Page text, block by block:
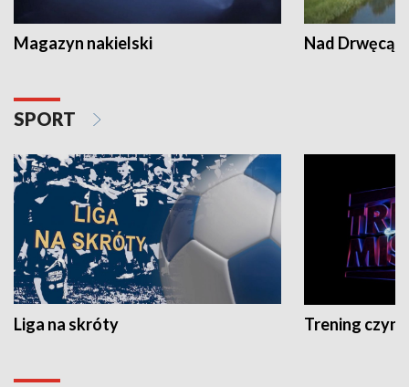
Magazyn nakielski Nad Drwęcą
SPORT
Liga na skróty Trening czyni